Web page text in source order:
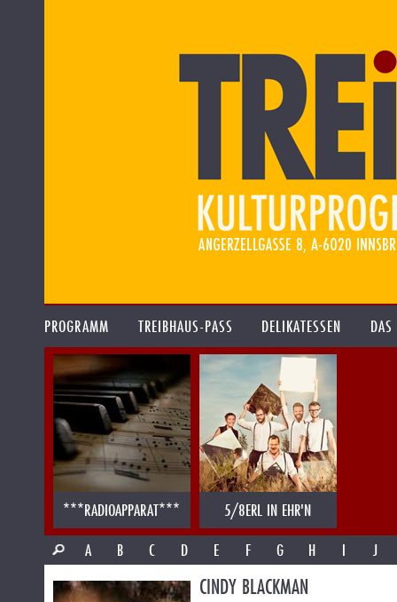
PROGRAMM TREIBHAUS-PASS DELIKATESSEN
***RADIOAPPARAT***
5/8ERL IN EHR'N
A
B C D E F G H I J
CINDY BLACKMAN